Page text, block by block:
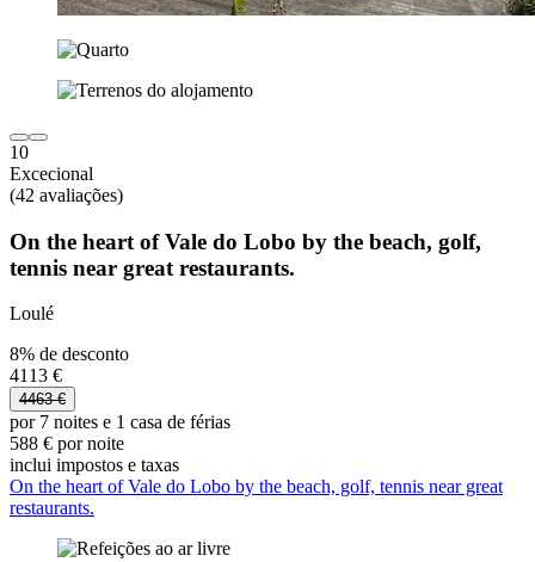
10
Excecional
(42 avaliações)
On the heart of Vale do Lobo by the beach, golf,
tennis near great restaurants.
Loulé
8% de desconto
4113 €
4463 €
por 7 noites e 1 casa de férias
588 € por noite
inclui impostos e taxas
On the heart of Vale do Lobo by the beach, golf, tennis near great
restaurants.